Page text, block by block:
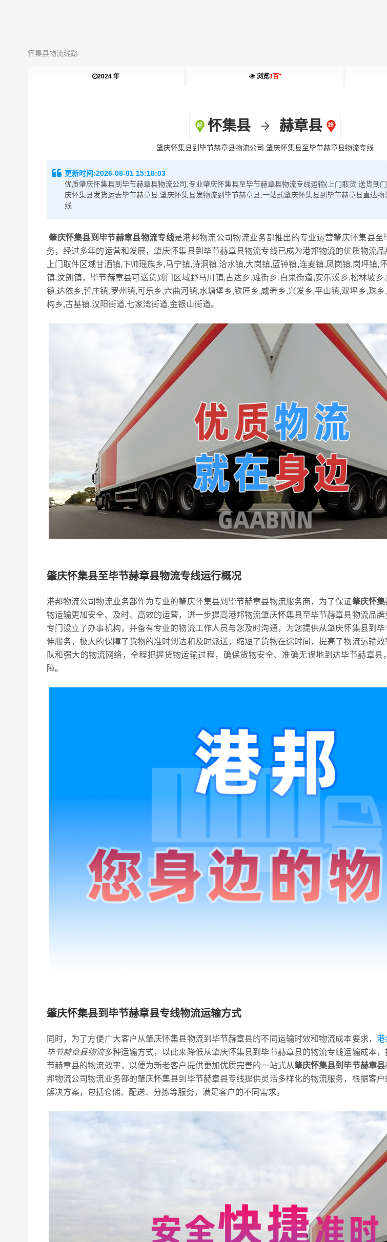
怀集县物流线路
2024 年 浏览3百+
怀集县 赫章县
肇庆怀集县到毕节赫章县物流公司,肇庆怀集县至毕节赫章县物流专线
更新时间:2026-08-01 15:18:03
优质肇庆怀集县到毕节赫章县物流公司,专业肇庆怀集县至毕节赫章县物流专线运输(上门取货 送货到
庆怀集县发货运去毕节赫章县,肇庆怀集县发物流到毕节赫章县,一站式肇庆怀集县到毕节赫章县直达物
线
肇庆怀集县到毕节赫章县物流专线是港邦物流公司物流业务部推出的专业运营肇庆怀集县
务，经过多年的运营和发展，肇庆怀集县到毕节赫章县物流专线已成为港邦物流的优质物流
上门取件区域甘洒镇,下帅瑶族乡,马宁镇,诗洞镇,洽水镇,大岗镇,蓝钟镇,连麦镇,凤岗镇,岗坪镇,
镇,汶朗镇，毕节赫章县可送货到门区域野马川镇,古达乡,雉街乡,白果街道,安乐溪乡,松林坡
镇,达依乡,哲庄镇,罗州镇,可乐乡,六曲河镇,水塘堡乡,铁匠乡,威奢乡,兴发乡,平山镇,双坪乡,珠
构乡,古基镇,汉阳街道,七家湾街道,金银山街道。
肇庆怀集县至毕节赫章县物流专线运行概况
港邦物流公司物流业务部作为专业的肇庆怀集县到毕节赫章县物流服务商，为了保证肇庆怀
物运输更加安全、及时、高效的运营，进一步提高港邦物流肇庆怀集县至毕节赫章县物流品
专门设立了办事机构，并备有专业的物流工作人员与您及时沟通，为您提供从肇庆怀集县到
伸服务，极大的保障了货物的准时到达和及时派送，缩短了货物在途时间，提高了物流运输
队和强大的物流网络，全程把握货物运输过程，确保货物安全、准确无误地到达毕节赫章
障。
肇庆怀集县到毕节赫章县专线物流运输方式
同时，为了方便广大客户从肇庆怀集县物流到毕节赫章县的不同运输时效和物流成本要求， 港
毕节赫章县物流多种运输方式，以此来降低从肇庆怀集县到毕节赫章县的物流专线运输成本
节赫章县的物流效率，以便为新老客户提供更加优质完善的一站式从肇庆怀集县到毕节赫章县
邦物流公司物流业务部的肇庆怀集县到毕节赫章县专线提供灵活多样化的物流服务，根据客
解决方案，包括仓储、配送、分拣等服务，满足客户的不同需求。